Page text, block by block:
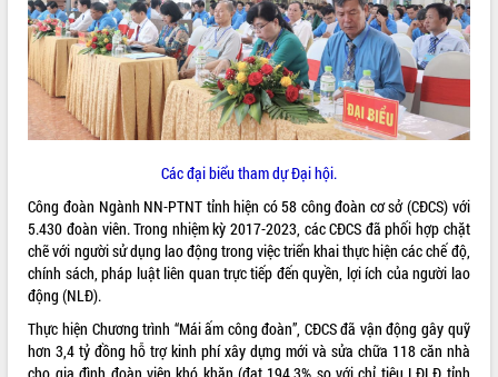
Các đại biểu tham dự Đại hội.
Công đoàn Ngành NN-PTNT tỉnh hiện có 58 công đoàn cơ sở (CĐCS) với
5.430 đoàn viên. Trong nhiệm kỳ 2017-2023, các CĐCS đã phối hợp chặt
chẽ với người sử dụng lao động trong việc triển khai thực hiện các chế độ,
chính sách, pháp luật liên quan trực tiếp đến quyền, lợi ích của người lao
động (NLĐ).
Thực hiện Chương trình “Mái ấm công đoàn”, CĐCS đã vận động gây quỹ
hơn 3,4 tỷ đồng hỗ trợ kinh phí xây dựng mới và sửa chữa 118 căn nhà